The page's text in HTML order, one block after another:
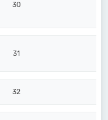
30
31
32